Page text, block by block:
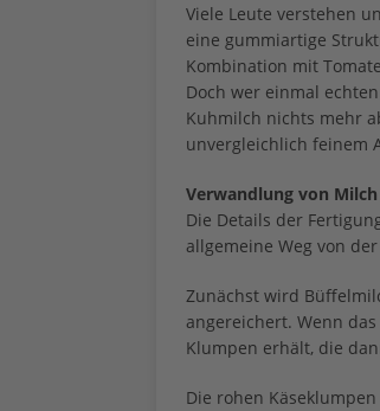
Viele Leute verstehen
eine gummiartige
Kombination mit
Doch wer einmal
Kuhmilch nichts mehr
unvergleichlich feinem
Verwandlung von
Die Details der
allgemeine Weg von
Zunächst wird
angereichert. Wenn
Klumpen erhält, die
Die rohen